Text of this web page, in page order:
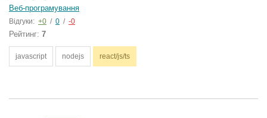
Веб-програмування
Відгуки: +0 / 0 / -0
Рейтинг: 7
javascript nodejs react/js/ts